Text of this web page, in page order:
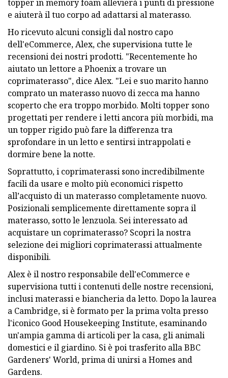
topper in memory foam allevierà i punti di pressione
e aiuterà il tuo corpo ad adattarsi al materasso.
Ho ricevuto alcuni consigli dal nostro capo
dell'eCommerce, Alex, che supervisiona tutte le
recensioni dei nostri prodotti. "Recentemente ho
aiutato un lettore a Phoenix a trovare un
coprimaterasso", dice Alex. "Lei e suo marito hanno
comprato un materasso nuovo di zecca ma hanno
scoperto che era troppo morbido. Molti topper sono
progettati per rendere i letti ancora più morbidi, ma
un topper rigido può fare la differenza tra
sprofondare in un letto e sentirsi intrappolati e
dormire bene la notte.
Soprattutto, i coprimaterassi sono incredibilmente
facili da usare e molto più economici rispetto
all’acquisto di un materasso completamente nuovo.
Posizionali semplicemente direttamente sopra il
materasso, sotto le lenzuola. Sei interessato ad
acquistare un coprimaterasso? Scopri la nostra
selezione dei migliori coprimaterassi attualmente
disponibili.
Alex è il nostro responsabile dell'eCommerce e
supervisiona tutti i contenuti delle nostre recensioni,
inclusi materassi e biancheria da letto. Dopo la laurea
a Cambridge, si è formato per la prima volta presso
l'iconico Good Housekeeping Institute, esaminando
un'ampia gamma di articoli per la casa, gli animali
domestici e il giardino. Si è poi trasferito alla BBC
Gardeners' World, prima di unirsi a Homes and
Gardens.